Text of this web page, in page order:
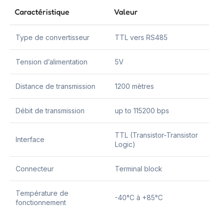
Caractéristique Valeur
Type de convertisseur TTL vers RS485
Tension d’alimentation 5V
Distance de transmission 1200 mètres
Débit de transmission up to 115200 bps
Interface
TTL (Transistor-Transistor
Logic)
Connecteur Terminal block
Température de
fonctionnement
-40°C à +85°C